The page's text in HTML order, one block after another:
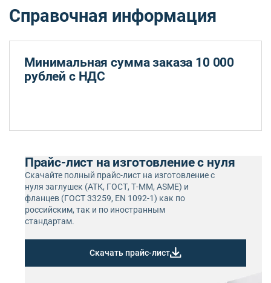
Справочная информация
Минимальная сумма заказа 10 000
рублей с НДС
Прайс-лист на изготовление с нуля
Скачайте полный прайс-лист на изготовление с
нуля заглушек (АТК, ГОСТ, Т-ММ, ASME) и
фланцев (ГОСТ 33259, EN 1092-1) как по
российским, так и по иностранным
стандартам.
Скачать прайс-лист